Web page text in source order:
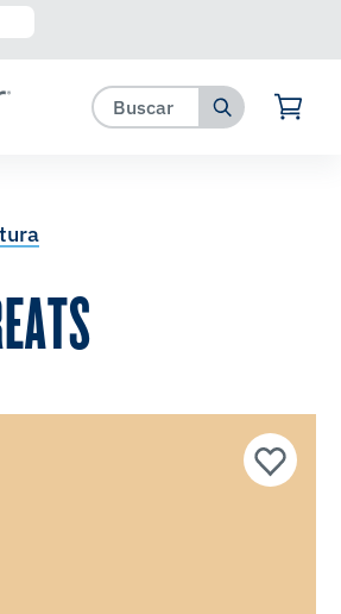
agregado a favoritos.